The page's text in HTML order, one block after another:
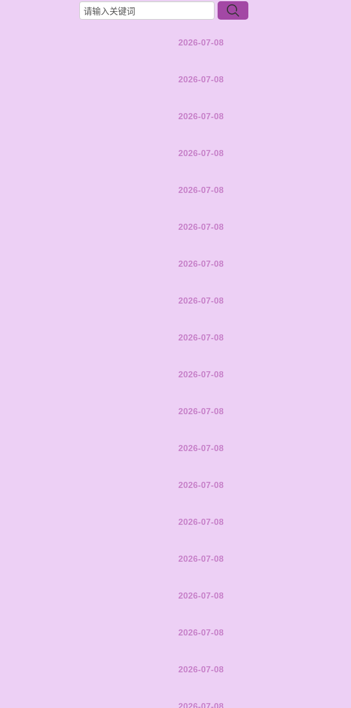
2026-07-08
2026-07-08
2026-07-08
2026-07-08
2026-07-08
2026-07-08
2026-07-08
2026-07-08
2026-07-08
2026-07-08
2026-07-08
2026-07-08
2026-07-08
2026-07-08
2026-07-08
2026-07-08
2026-07-08
2026-07-08